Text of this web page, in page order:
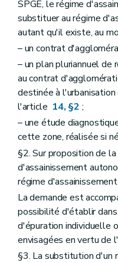
SPGE, le régime
substituer au régime
autant qu'il existe, au
– un contrat
– un plan pluriannuel
au contrat
destinée à
l'article 14, §2 ;
– une étude
cette zone, réalisée si
§2. Sur proposition de
d'assainissement
régime
La demande est
possibilité d'établir
d'épuration individuelle
envisagées en vertu de
§3. La substitution d'un